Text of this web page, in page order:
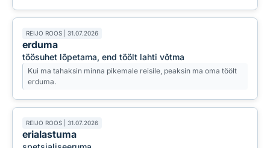
REIJO ROOS | 31.07.2026
erduma
töösuhet lõpetama, end töölt lahti võtma
Kui ma tahaksin minna pikemale reisile, peaksin ma oma töölt
erduma.
REIJO ROOS | 31.07.2026
erialastuma